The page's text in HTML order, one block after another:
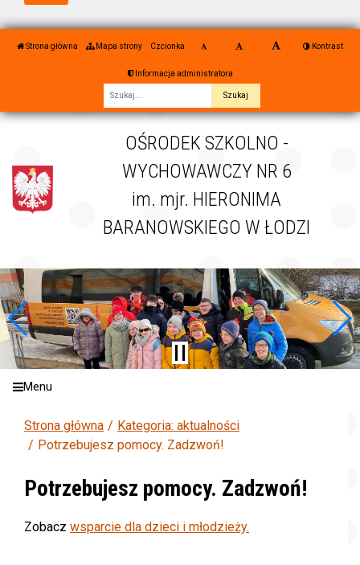
Strona główna Mapa strony Czcionka Kontrast
Informacja administratora
OŚRODEK SZKOLNO -
WYCHOWAWCZY NR 6
im. mjr. HIERONIMA
BARANOWSKIEGO W ŁODZI
Menu
Strona główna
Kategoria: aktualności
Potrzebujesz pomocy. Zadzwoń!
Potrzebujesz pomocy. Zadzwoń!
Zobacz wsparcie dla dzieci i młodzieży.